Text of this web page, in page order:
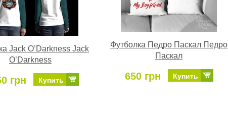
Jack O’Darkness Jack
O’Darkness
грн Купить
Футболка Педро Паскал Педро
Паскал
650 грн Купить